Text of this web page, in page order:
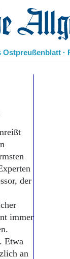
·
Leben
Brandenburg
Westpreußen
Bücher
der
immer
Etwa
an